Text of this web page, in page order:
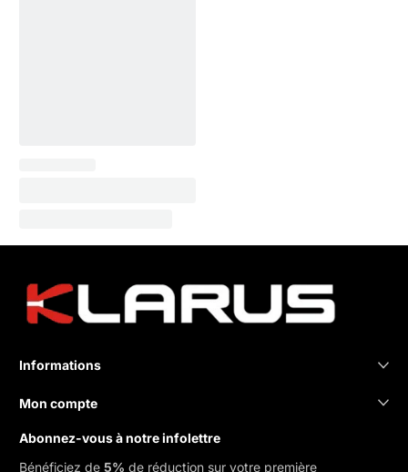
Informations
Mon compte
Abonnez-vous à notre infolettre
Bénéficiez de 5% de réduction sur votre première